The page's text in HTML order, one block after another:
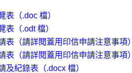
表（.doc 檔）
表（.odt 檔）
表（請詳閱蓋用印信申請注意事項）
表（請詳閱蓋用印信申請注意事項）
及紀錄表（.docx 檔）